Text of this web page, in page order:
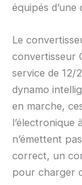
équipés
Le
convertisseur
service de 12/
dynamo
en marche,
n’émettent
correct, un
pour charger